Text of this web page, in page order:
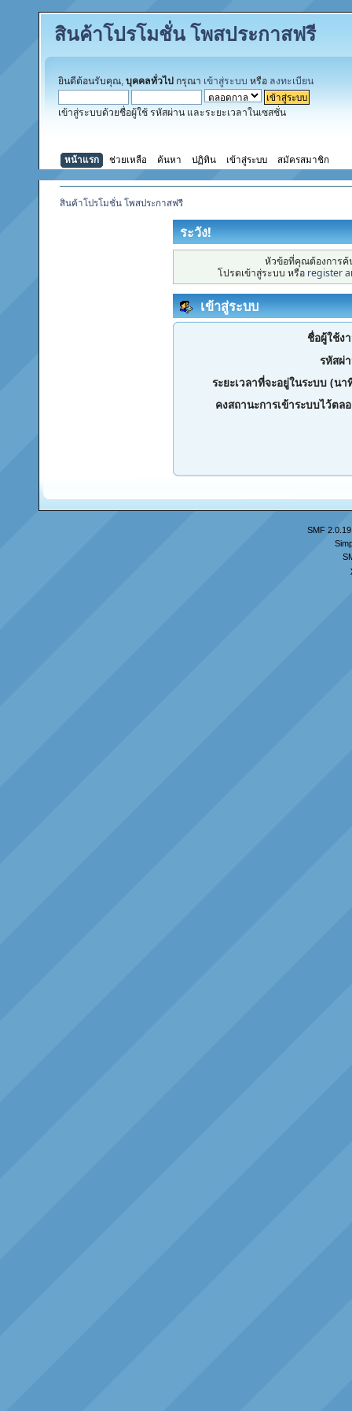
สินค้าโปรโมชั่น โพสประกาสฟรี
ยินดีต้อนรับคุณ, บุคคลทั่วไป กรุณา เข้าสู่ระบบ หรือ ลงทะเบียน
เข้าสู่ระบบด้วยชื่อผู้ใช้ รหัสผ่าน และระยะเวลาในเซสชั่น
หน้าแรก ช่วยเหลือ ค้นหา ปฏิทิน เข้าสู่ระบบ สมัครสมาชิก
สินค้าโปรโมชั่น โพสประกาสฟรี
ระวัง!
หัวข้อที่คุณต้องการค้
โปรดเข้าสู่ระบบ หรือ register
เข้าสู่ระบบ
ชื่อผู้ใช้ง
รหัสผ่
ระยะเวลาที่จะอยู่ในระบบ (นา
คงสถานะการเข้าระบบไว้ตล
SMF 2.0.19